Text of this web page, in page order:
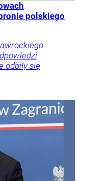
polskiego
odbiły się